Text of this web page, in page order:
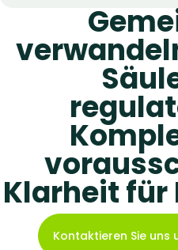
Klarheit für
Kontaktieren Sie uns